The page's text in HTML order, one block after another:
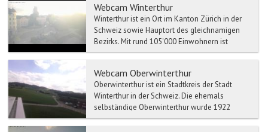
Webcam Winterthur
Winterthur ist ein Ort im Kanton Zürich in der
Schweiz sowie Hauptort des gleichnamigen
Bezirks. Mit rund 105'000 Einwohnern ist
Winterthur die sec...
Webcam Oberwinterthur
Oberwinterthur ist ein Stadtkreis der Stadt
Winterthur in der Schweiz. Die ehemals
selbständige Oberwinterthur wurde 1922
eingemeindet und bildet d...